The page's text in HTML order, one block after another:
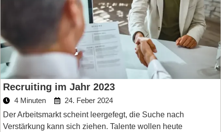
Recruiting im Jahr 2023
4 Minuten
24. Feber 2024
Der Arbeitsmarkt scheint leergefegt, die Suche nach
Verstärkung kann sich ziehen. Talente wollen heute